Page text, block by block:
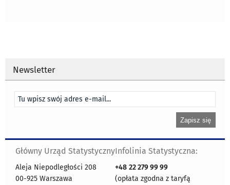
Newsletter
Główny Urząd Statystyczny
Aleja Niepodległości 208
00-925 Warszawa
Infolinia Statystyczna:
+48 22 279 99 99
(opłata zgodna z taryfą